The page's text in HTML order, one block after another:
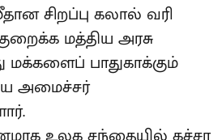
சிறப்பு கலால் வரி
மத்திய அரசு
மக்களைப் பாதுகாக்கும்
அமைச்சர்